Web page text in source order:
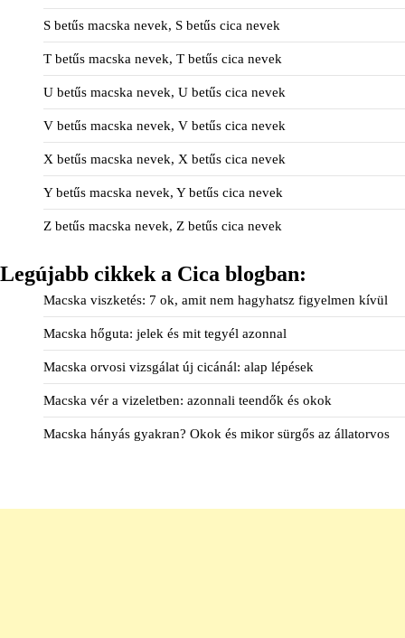
S betűs macska nevek, S betűs cica nevek
T betűs macska nevek, T betűs cica nevek
U betűs macska nevek, U betűs cica nevek
V betűs macska nevek, V betűs cica nevek
X betűs macska nevek, X betűs cica nevek
Y betűs macska nevek, Y betűs cica nevek
Z betűs macska nevek, Z betűs cica nevek
Legújabb cikkek a Cica blogban:
Macska viszketés: 7 ok, amit nem hagyhatsz figyelmen kívül
Macska hőguta: jelek és mit tegyél azonnal
Macska orvosi vizsgálat új cicánál: alap lépések
Macska vér a vizeletben: azonnali teendők és okok
Macska hányás gyakran? Okok és mikor sürgős az állatorvos